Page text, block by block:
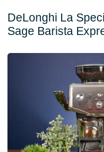
DeLonghi La
Sage Barista